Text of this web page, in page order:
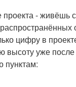
- живёшь
цифру в
высоту уже после
пунктам: